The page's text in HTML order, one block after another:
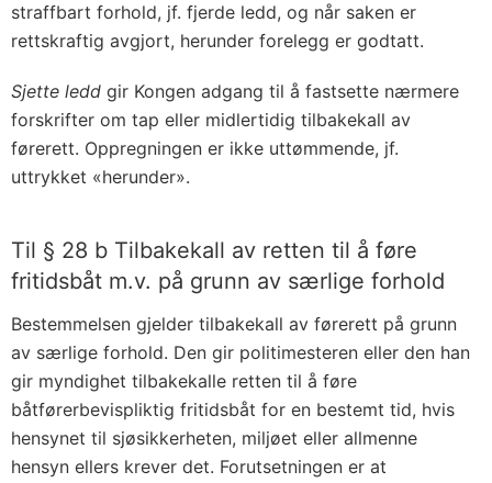
straffbart forhold, jf. fjerde ledd, og når saken er
rettskraftig avgjort, herunder forelegg er godtatt.
Sjette ledd gir Kongen adgang til å fastsette nærmere
forskrifter om tap eller midlertidig tilbakekall av
førerett. Oppregningen er ikke uttømmende, jf.
uttrykket «herunder».
Til § 28 b Tilbakekall av retten til å føre
fritidsbåt m.v. på grunn av særlige forhold
Bestemmelsen gjelder tilbakekall av førerett på grunn
av særlige forhold. Den gir politimesteren eller den han
gir myndighet tilbakekalle retten til å føre
båtførerbevispliktig fritidsbåt for en bestemt tid, hvis
hensynet til sjøsikkerheten, miljøet eller allmenne
hensyn ellers krever det. Forutsetningen er at